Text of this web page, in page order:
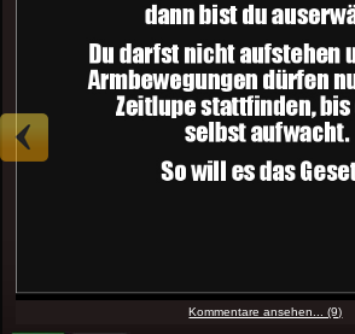
Kommentare ansehen... (9)